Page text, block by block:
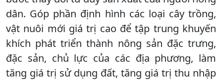
dân. Góp phần định hình các loại cây trồng,
vật nuôi mới giá trị cao để tập trung khuyến
khích phát triển thành nông sản đặc trưng,
đặc sản, chủ lực của các địa phương, làm
tăng giá trị sử dụng đất, tăng giá trị thu nhập